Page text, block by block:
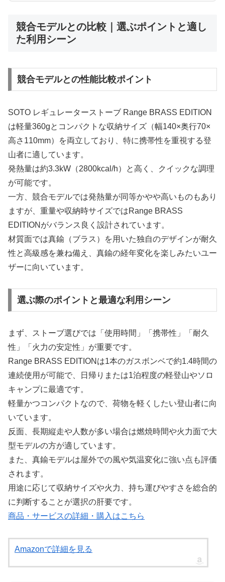
競合モデルとの比較｜選ぶポイントと適し
た利用シーン
競合モデルとの性能比較ポイント
SOTO レギュレーターストーブ Range BRASS EDITION
は軽量360gとコンパクトな収納サイズ（幅140×奥行70×
高さ110mm）を両立しており、特に携帯性を重視する登
山者に適しています。
発熱量は約3.3kW（2800kcal/h）と高く、クイックな調理
が可能です。
一方、競合モデルでは発熱量が同等かやや高いものもあり
ますが、重量や収納時サイズではRange BRASS
EDITIONがバランス良く設計されています。
材質面では真鍮（ブラス）を用いた独自のデザインが耐久
性と高級感を兼ね備え、真鍮の経年変化を楽しみたいユー
ザーに向いています。
選ぶ際のポイントと最適な利用シーン
まず、ストーブ選びでは「使用時間」「携帯性」「耐久
性」「火力の安定性」が重要です。
Range BRASS EDITIONは1本のガスボンベで約1.4時間の
連続使用が可能で、日帰りまたは1泊程度の軽登山やソロ
キャンプに最適です。
軽量かつコンパクトなので、荷物を軽くしたい登山者に向
いています。
反面、長期縦走や人数が多い場合は燃焼時間や火力面で大
型モデルの方が適しています。
また、真鍮モデルは屋外での風や気温変化に強い点も評価
されます。
用途に応じて収納サイズや火力、持ち運びやすさを総合的
に判断することが選択の肝要です。
商品・サービスの詳細・購入はこちら
Amazonで詳細を見る